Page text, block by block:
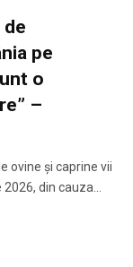
de
pe
o
–
ovine și caprine vii
din cauza…